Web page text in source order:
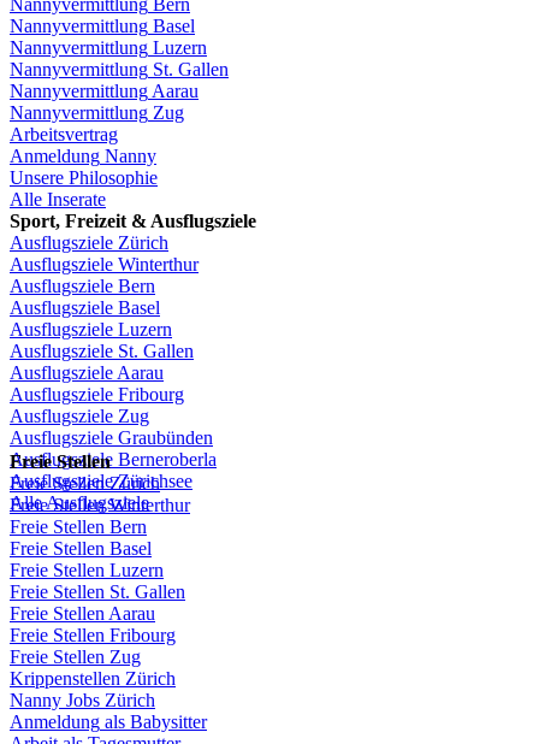
Nannyvermittlung Bern
Nannyvermittlung Basel
Nannyvermittlung Luzern
Nannyvermittlung St. Gallen
Nannyvermittlung Aarau
Nannyvermittlung Zug
Arbeitsvertrag
Anmeldung Nanny
Unsere Philosophie
Alle Inserate
Sport, Freizeit & Ausflugsziele
Ausflugsziele Zürich
Ausflugsziele Winterthur
Ausflugsziele Bern
Ausflugsziele Basel
Ausflugsziele Luzern
Ausflugsziele St. Gallen
Ausflugsziele Aarau
Ausflugsziele Fribourg
Ausflugsziele Zug
Ausflugsziele Graubünden
Ausflugsziele Berneroberla
Ausflugsziele Zürichsee
Alle Ausflugsziele
Freie Stellen
Freie Stellen Zürich
Freie StellenWinterthur
Freie Stellen Bern
Freie Stellen Basel
Freie Stellen Luzern
Freie Stellen St. Gallen
Freie Stellen Aarau
Freie Stellen Fribourg
Freie Stellen Zug
Krippenstellen Zürich
Nanny Jobs Zürich
Anmeldung als Babysitter